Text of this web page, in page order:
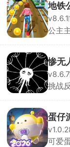
地铁
v8.6.1
公主
惨无
v8.6.7
挑战
蛋仔
可爱